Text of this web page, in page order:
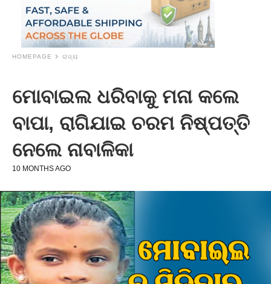
HOMEPAGE ରାଜ୍ୟ
ମୋବାଇଲ ଧରିବାକୁ ମନା କଲେ
ବାପା, ରାଗିଯାଇ ଚରମ ନିଷ୍ପତ୍ତି
ନେଲେ ନାବାଳିକା
10 MONTHS AGO